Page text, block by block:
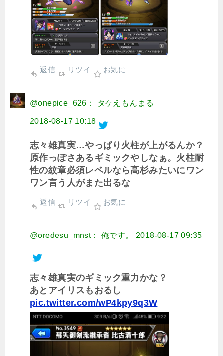
返信 リツイ お気に
@onepice_626： タケえもんまる
2018-08-17 10:18
志々雄真実…やっぱり火柱が上がるんか？
原作っぽさあるギミックやしなぁ。火柱耐
性の紋章必須レベルなら高杉みたいにワン
ワン言う人がまた出るな
返信 リツイ お気に
@oredesu_mnst： 俺です。 2018-08-17 09:35
志々雄真実のギミック重力かな？
あとアイリスもおるし
pic.twitter.com/wP4kpy9q3W